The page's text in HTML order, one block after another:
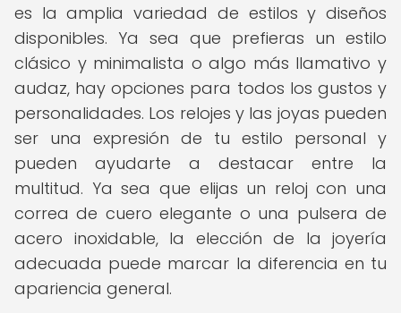
es la amplia variedad de estilos y diseños
disponibles. Ya sea que prefieras un estilo
clásico y minimalista o algo más llamativo y
audaz, hay opciones para todos los gustos y
personalidades. Los relojes y las joyas pueden
ser una expresión de tu estilo personal y
pueden ayudarte a destacar entre la
multitud. Ya sea que elijas un reloj con una
correa de cuero elegante o una pulsera de
acero inoxidable, la elección de la joyería
adecuada puede marcar la diferencia en tu
apariencia general.